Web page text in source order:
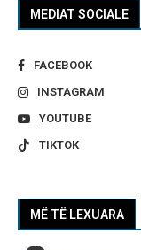
MEDIAT SOCIALE
FACEBOOK
INSTAGRAM
YOUTUBE
TIKTOK
MË TË LEXUARA